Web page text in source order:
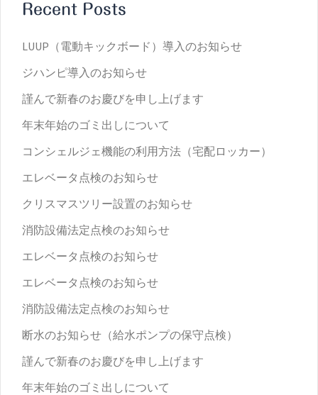
Recent Posts
LUUP（電動キックボード）導入のお知らせ
ジハンピ導入のお知らせ
謹んで新春のお慶びを申し上げます
年末年始のゴミ出しについて
コンシェルジェ機能の利用方法（宅配ロッカー）
エレベータ点検のお知らせ
クリスマスツリー設置のお知らせ
消防設備法定点検のお知らせ
エレベータ点検のお知らせ
エレベータ点検のお知らせ
消防設備法定点検のお知らせ
断水のお知らせ（給水ポンプの保守点検）
謹んで新春のお慶びを申し上げます
年末年始のゴミ出しについて